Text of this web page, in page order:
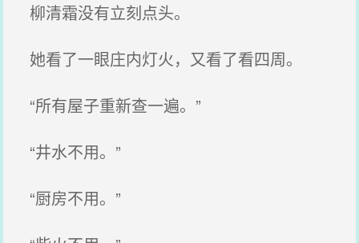
柳清霜没有立刻点头。
她看了一眼庄内灯火，又看了看四周。
“所有屋子重新查一遍。”
“井水不用。”
“厨房不用。”